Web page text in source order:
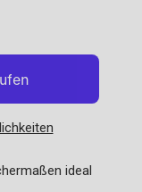
ideal